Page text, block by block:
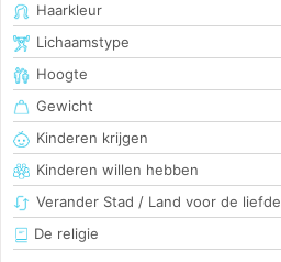
Haarkleur
Lichaamstype
Hoogte
Gewicht
Kinderen krijgen
Kinderen willen hebben
Verander Stad / Land voor de liefde
De religie